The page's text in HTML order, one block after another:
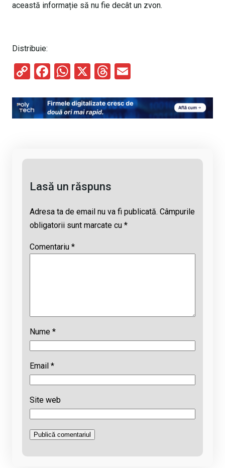
această informație să nu fie decât un zvon.
Distribuie:
C
py
Li
F
ce
b
W
at
s
X
T
e
a
ail
Lasă un răspuns
Adresa ta de email nu va fi publicată. Câmpurile
obligatorii sunt marcate cu *
Comentariu *
Nume *
Email *
Site web